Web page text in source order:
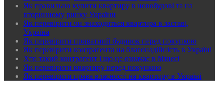
Як правильно купити квартиру в новобудові та на
вторинному ринку України
Як перевірити чи знаходиться квартира в заставі,
Україна
Як перевірити приватний будинок перед покупкою
Як перевірити контрагента на благонадійність в Україні
Хто такий контрагент і що це означає в бізнесі
Як перевірити квартиру перед покупкою
Як перевірити права власності на квартиру в Україні